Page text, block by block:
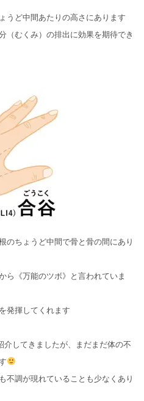
うど中間あたりの高さにあります
（むくみ）の排出に効果を期待でき
のちょうど中間で骨と骨の間にあり
ら《万能のツボ》と言われていま
発揮してくれます
介してきましたが、まだまだ体の不
不調が現れていることも少なくあり